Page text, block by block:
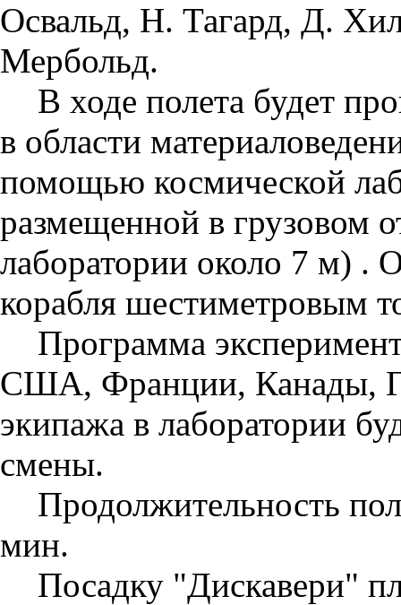
Освальд, Н. Тагард, Д.
Мербольд.
В ходе полета будет
в области
помощью космической
размещенной в грузовом
лаборатории около 7 м) .
корабля шестиметровым
Программа
США, Франции, Канады,
экипажа в лаборатории
смены.
Продолжительность
мин.
Посадку "Дискавери"